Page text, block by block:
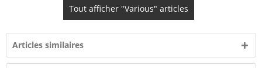
Tout afficher "Various" articles
Articles similaires